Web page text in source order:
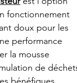
fonctionnement
doux pour les
performance
la mousse
de